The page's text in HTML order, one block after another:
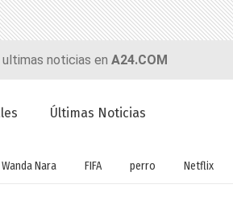
noticias en A24.COM
Últimas Noticias
Wanda Nara FIFA perro Netflix